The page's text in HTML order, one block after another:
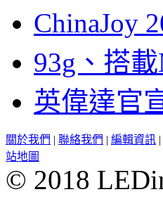
ChinaJoy
93g、搭
英偉達官
關於我們 | 聯絡我們 | 編輯資訊 |
站地圖
© 2018